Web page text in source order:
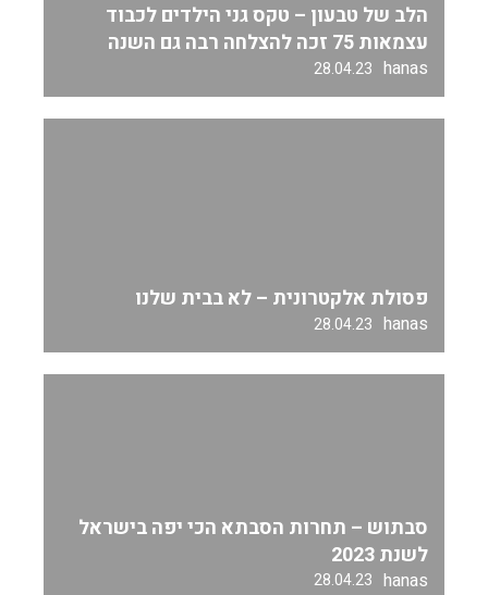
הלב של טבעון – טקס גני הילדים לכבוד
עצמאות 75 זכה להצלחה רבה גם השנה
hanas
28.04.23
פסולת אלקטרונית – לא בבית שלנו
hanas
28.04.23
סבתוש – תחרות הסבתא הכי יפה בישראל
לשנת 2023
hanas
28.04.23